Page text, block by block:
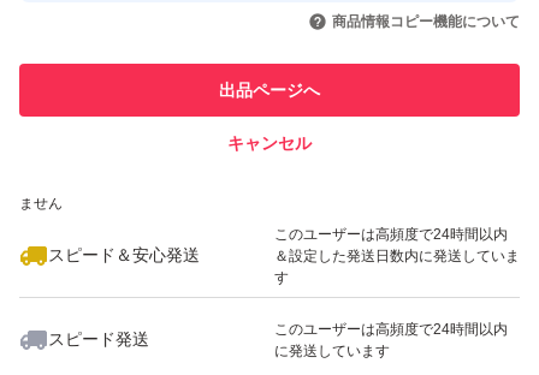
引を完了させた実績があります
での取引実績があります
ません
スピード＆安心発送
このユーザーは高頻度で24時間以内
＆設定した発送日数内に発送していま
す
スピード発送
このユーザーは高頻度で24時間以内
に発送しています
商品情報コピー機能について
出品ページへ
キャンセル
いいね！
2,500